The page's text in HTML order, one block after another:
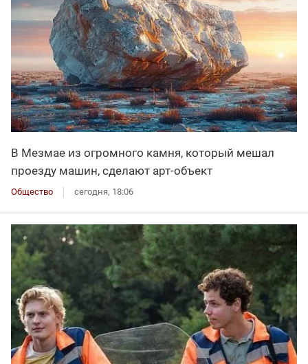
В Мезмае из огромного камня, который мешал
проезду машин, сделают арт-объект
Общество сегодня, 18:06